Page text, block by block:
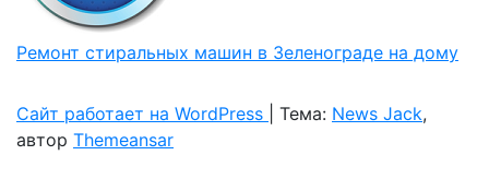
Ремонт стиральных машин в Зеленограде на дому
Сайт работает на WordPress Тема: News Jack,
автор Themeansar